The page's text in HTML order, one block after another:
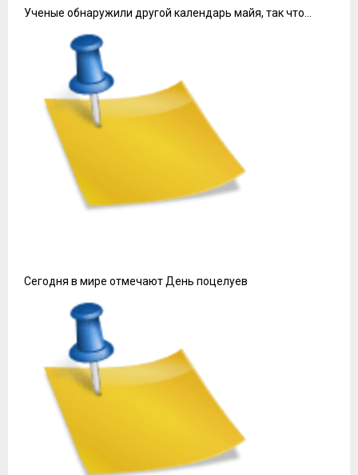
Ученые обнаружили другой календарь майя, так что…
Сегодня в мире отмечают День поцелуев